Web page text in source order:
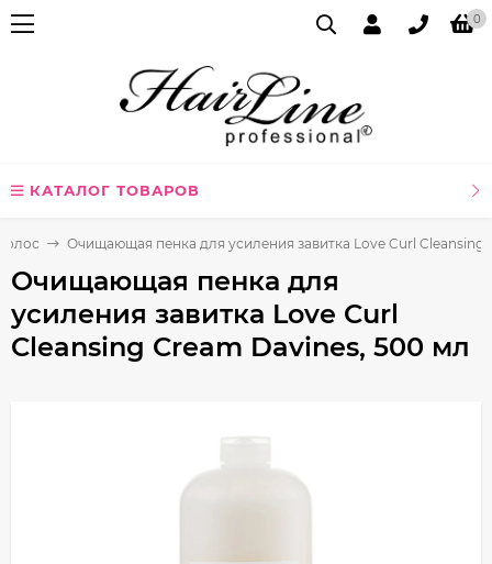
0
КАТАЛОГ ТОВАРОВ
Очищающая пенка для усиления завитка Love Curl Cleansing
Очищающая пенка для
усиления завитка Love Curl
Cleansing Cream Davines, 500 мл